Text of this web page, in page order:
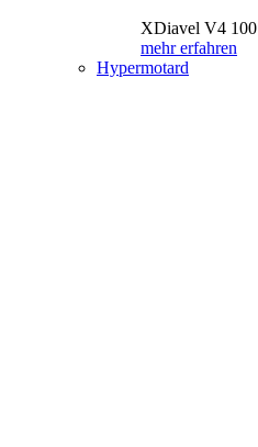
XDiavel V4 100
mehr erfahren
Hypermotard